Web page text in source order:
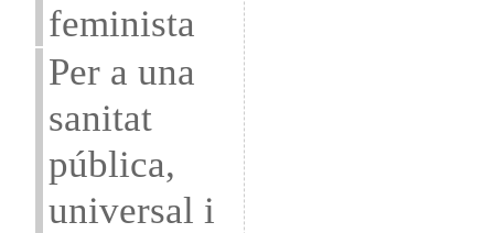
feminista
Per a una
sanitat
pública,
universal i